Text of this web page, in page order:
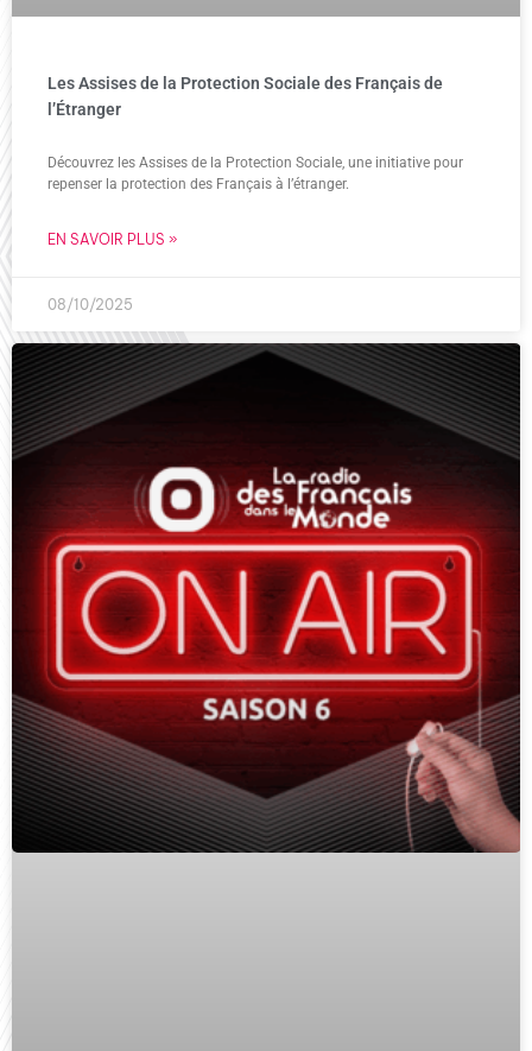
Les Assises de la Protection Sociale des Français de
l’Étranger
Découvrez les Assises de la Protection Sociale, une initiative pour
repenser la protection des Français à l’étranger.
EN SAVOIR PLUS »
08/10/2025